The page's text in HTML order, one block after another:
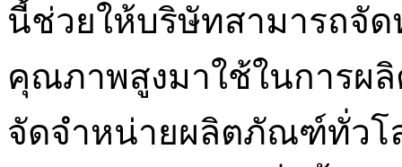
นี้ช่วยให้บริษัทสามารถจั
คุณภาพสูงมาใช้ในการผ
จัดจำหน่ายผลิตภัณฑ์ทั่วโ